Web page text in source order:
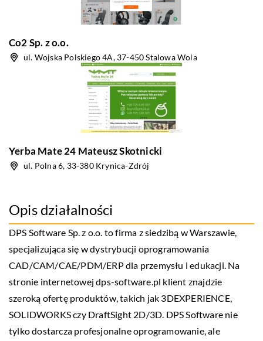
Co2 Sp. z o.o.
ul. Wojska Polskiego 4A, 37-450 Stalowa Wola
Yerba Mate 24 Mateusz Skotnicki
ul. Polna 6, 33-380 Krynica-Zdrój
Opis działalności
DPS Software Sp. z o.o. to firma z siedzibą w Warszawie,
specjalizująca się w dystrybucji oprogramowania
CAD/CAM/CAE/PDM/ERP dla przemysłu i edukacji. Na
stronie internetowejdps-software.pl klient znajdzie
szeroką ofertę produktów, takich jak 3DEXPERIENCE,
SOLIDWORKS czy DraftSight 2D/3D. DPS Software nie
tylko dostarcza profesjonalne oprogramowanie, ale